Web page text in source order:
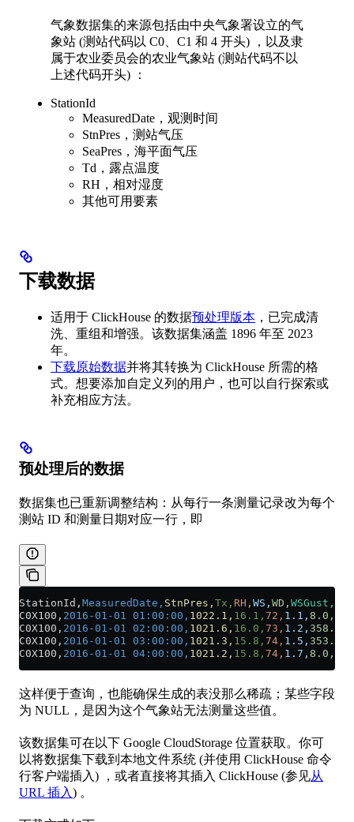
气象数据集的来源包括由中央气象署设立的气
象站 (测站代码以 C0、C1 和 4 开头) ，以及隶
属于农业委员会的农业气象站 (测站代码不以
上述代码开头) ：
StationId
MeasuredDate，观测时间
StnPres，测站气压
SeaPres，海平面气压
Td，露点温度
RH，相对湿度
其他可用要素
下载数据
适用于 ClickHouse 的数据预处理版本 ，已完成清
洗、重组和增强。该数据集涵盖 1896 年至 2023
年。
下载原始数据并将其转换为 ClickHouse 所需的格
式。想要添加自定义列的用户，也可以自行探索或
补充相应方法。
预处理后的数据
数据集也已重新调整结构：从每行一条测量记录改为每个
测站 ID 和测量日期对应一行，即
StationId, MeasuredDate, StnPres, Tx, RH, WS, WD, WSGust,
C0X100, 2016-01-01 01:00:00, 1022.1, 16.1, 72, 1.1, 8.0,
C0X100, 2016-01-01 02:00:00, 1021.6, 16.0, 73, 1.2, 358.0,
C0X100, 2016-01-01 03:00:00, 1021.3, 15.8, 74, 1.5, 353.0,
C0X100, 2016-01-01 04:00:00, 1021.2, 15.8, 74, 1.7, 8.0,
这样便于查询，也能确保生成的表没那么稀疏；某些字段
为 NULL，是因为这个气象站无法测量这些值。
该数据集可在以下 Google CloudStorage 位置获取。你可
以将数据集下载到本地文件系统 (并使用 ClickHouse 命令
行客户端插入) ，或者直接将其插入 ClickHouse (参见从
URL 插入) 。